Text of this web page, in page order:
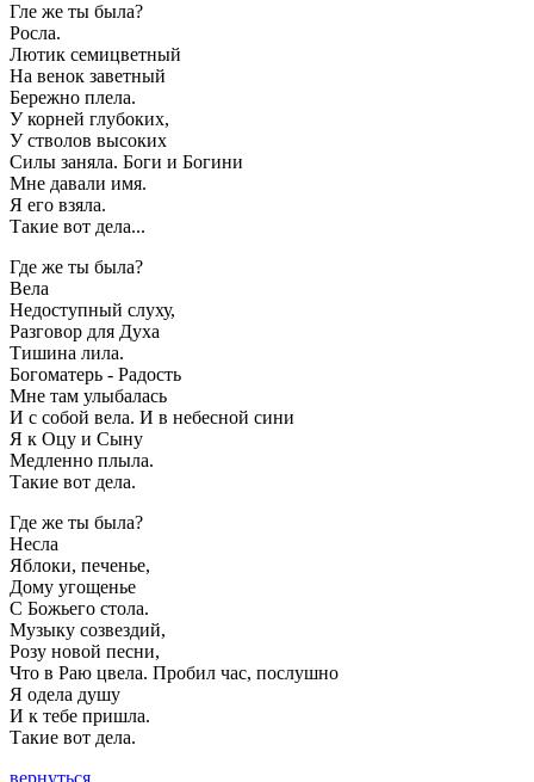
Гле же ты была?
Росла.
Лютик семицветный
На венок заветный
Бережно плела.
У корней глубоких,
У стволов высоких
Силы заняла. Боги и Богини
Мне давали имя.
Я его взяла.
Такие вот дела...
Где же ты была?
Вела
Недоступный слуху,
Разговор для Духа
Тишина лила.
Богоматерь - Радость
Мне там улыбалась
И с собой вела. И в небесной сини
Я к Оцу и Сыну
Медленно плыла.
Такие вот дела.
Где же ты была?
Несла
Яблоки, печенье,
Дому угощенье
С Божьего стола.
Музыку созвездий,
Розу новой песни,
Что в Раю цвела. Пробил час, послушно
Я одела душу
И к тебе пришла.
Такие вот дела.
вернуться